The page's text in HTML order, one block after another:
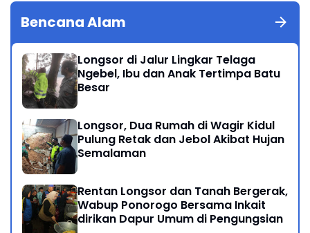
Bencana Alam
Longsor di Jalur Lingkar Telaga
Ngebel, Ibu dan Anak Tertimpa Batu
Besar
Longsor, Dua Rumah di Wagir Kidul
Pulung Retak dan Jebol Akibat Hujan
Semalaman
Rentan Longsor dan Tanah Bergerak,
Wabup Ponorogo Bersama Inkait
dirikan Dapur Umum di Pengungsian